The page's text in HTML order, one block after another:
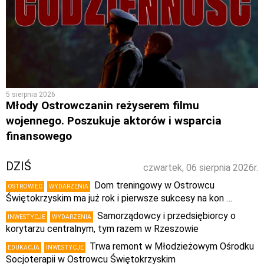
5 sierpnia 2026
Młody Ostrowczanin reżyserem filmu
wojennego. Poszukuje aktorów i wsparcia
finansowego
czwartek, 06 sierpnia 2026r.
DZIŚ
OSTROWIEC WYDARZENIA
Dom treningowy w Ostrowcu
Świętokrzyskim ma już rok i pierwsze sukcesy na kon …
INWESTYCJE WYDARZENIA
Samorządowcy i przedsiębiorcy o
korytarzu centralnym, tym razem w Rzeszowie
EDUKACJA INWESTYCJE
Trwa remont w Młodzieżowym Ośrodku
Socjoterapii w Ostrowcu Świętokrzyskim